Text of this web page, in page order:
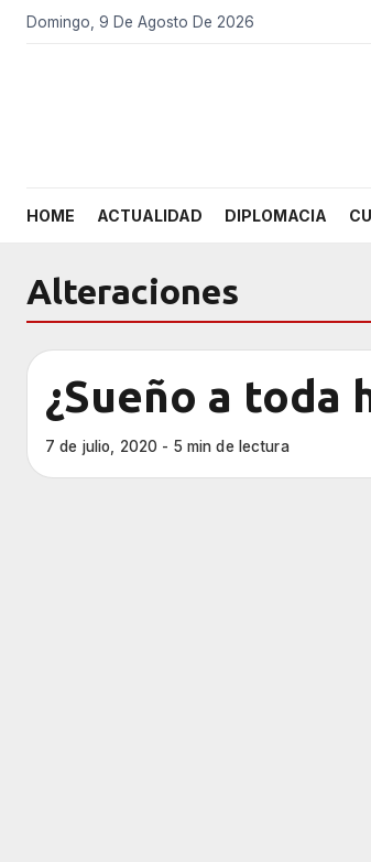
Domingo, 9 De Agosto De 2026
HOME ACTUALIDAD DIPLOMACIA
Alteraciones
¿Sueño a toda
7 de julio, 2020 - 5 min de lectura